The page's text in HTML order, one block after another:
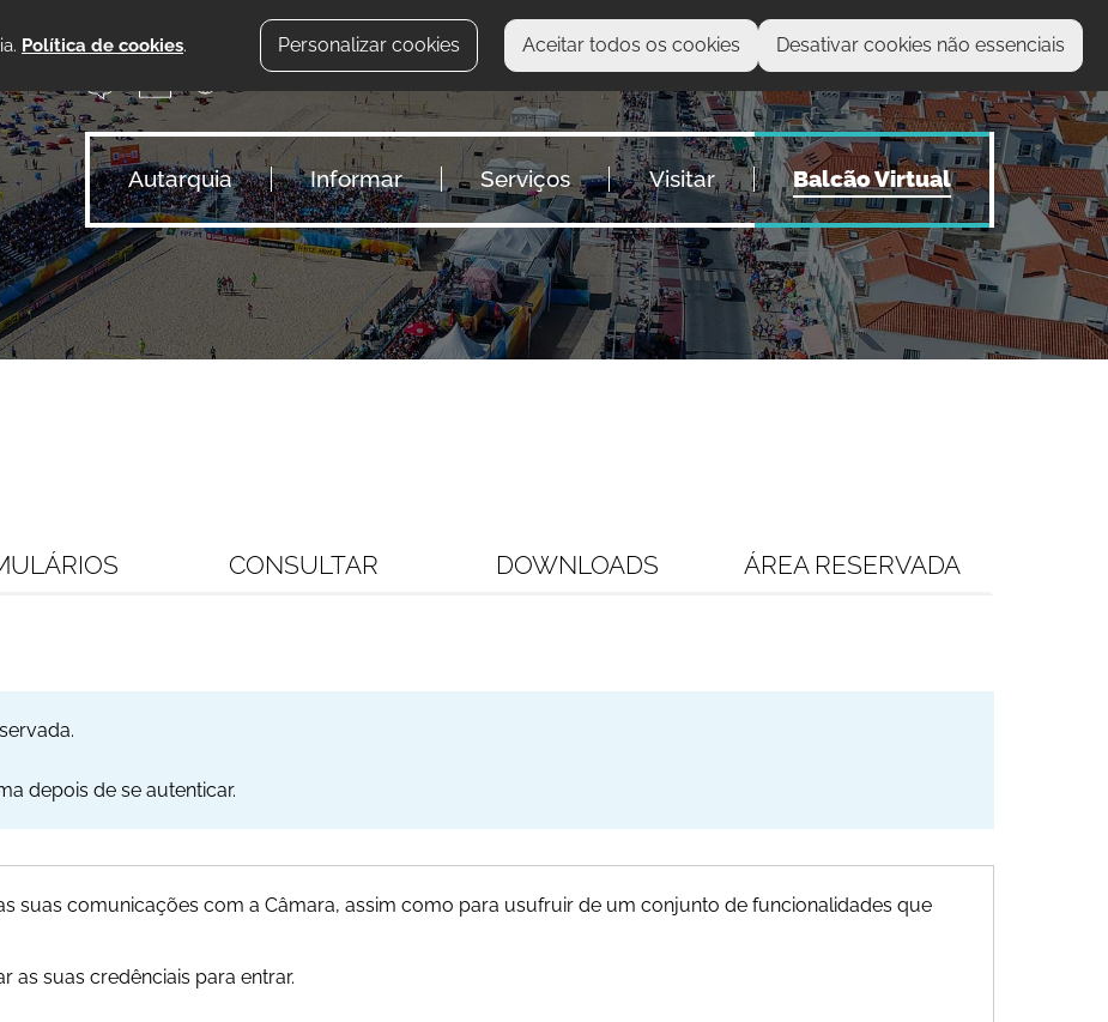
Política de cookies. Personalizar cookies Aceitar todos os cookies Desativar cookies não essenciais
O que procura?
Autarquia Informar Serviços Visitar Balcão Virtual
CONSULTAR DOWNLOADS ÁREA RESERVADA
depois de se autenticar.
suas comunicações com a Câmara, assim como para usufruir de um conjunto de funcionalidades que
as suas credênciais para entrar.